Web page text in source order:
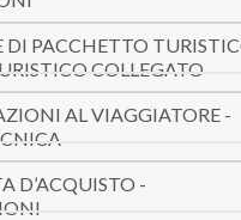
DI PACCHETTO
COLLEGATO
AL VIAGGIATORE -
D’ACQUISTO -